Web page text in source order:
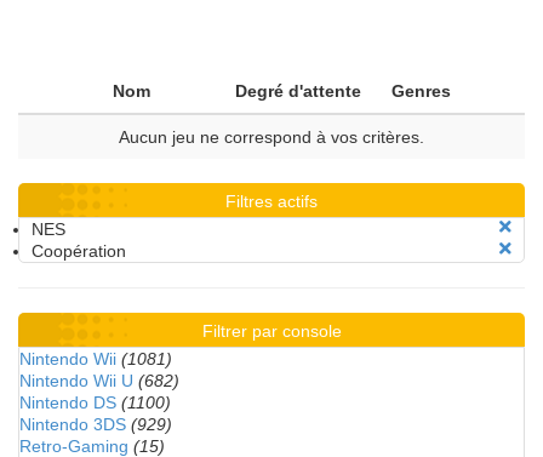
Nom Degré d'attente Genres
Aucun jeu ne correspond à vos critères.
Filtres actifs
NES
Coopération
Filtrer par console
Nintendo Wii (1081)
Nintendo Wii U (682)
Nintendo DS (1100)
Nintendo 3DS (929)
Retro-Gaming (15)